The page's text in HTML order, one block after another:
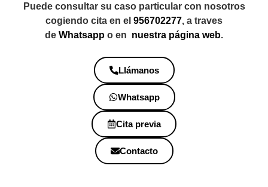
Puede consultar su caso particular con nosotros
cogiendo cita en el 956702277, a traves
de Whatsapp o en nuestra página web.
Llámanos
Whatsapp
Cita previa
Contacto